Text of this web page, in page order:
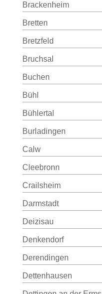
Brackenheim
Bretten
Bretzfeld
Bruchsal
Buchen
Bühl
Bühlertal
Burladingen
Calw
Cleebronn
Crailsheim
Darmstadt
Deizisau
Denkendorf
Derendingen
Dettenhausen